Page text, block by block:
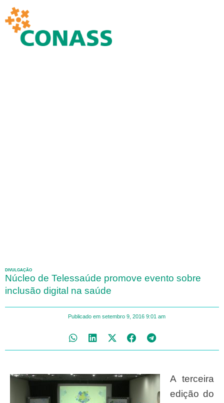
DIVULGAÇÃO
Núcleo de Telessaúde promove evento sobre
inclusão digital na saúde
Publicado em setembro 9, 2016 9:01 am
A terceira
edição do